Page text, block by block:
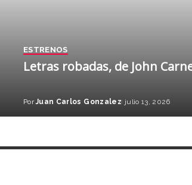
ESTRENOS
Letras robadas, de John
Por Juan Carlos Gonzalez julio 13, 2026